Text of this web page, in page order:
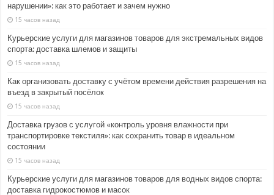
нарушении»: как это работает и зачем нужно
15 часов назад
Курьерские услуги для магазинов товаров для экстремальных видов
спорта: доставка шлемов и защиты
15 часов назад
Как организовать доставку с учётом времени действия разрешения на
въезд в закрытый посёлок
15 часов назад
Доставка грузов с услугой «контроль уровня влажности при
транспортировке текстиля»: как сохранить товар в идеальном
состоянии
15 часов назад
Курьерские услуги для магазинов товаров для водных видов спорта:
доставка гидрокостюмов и масок